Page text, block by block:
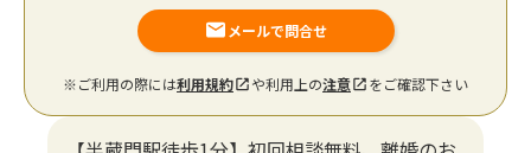
メールで問合せ
※ご利用の際には利用規約 や利用上の注意 をご確認下さい